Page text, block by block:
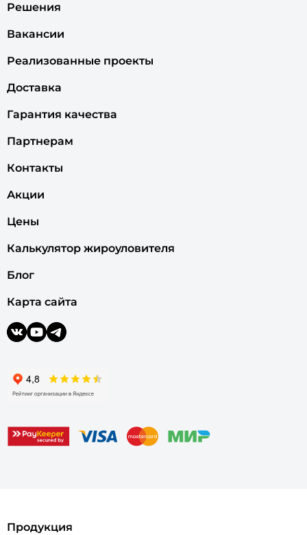
Решения
Вакансии
Реализованные проекты
Доставка
Гарантия качества
Партнерам
Контакты
Акции
Цены
Калькулятор жироуловителя
Блог
Карта сайта
Продукция